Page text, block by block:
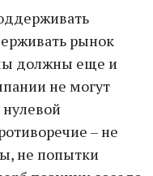
рынок
должны еще и
не могут
нулевой
– не
не попытки